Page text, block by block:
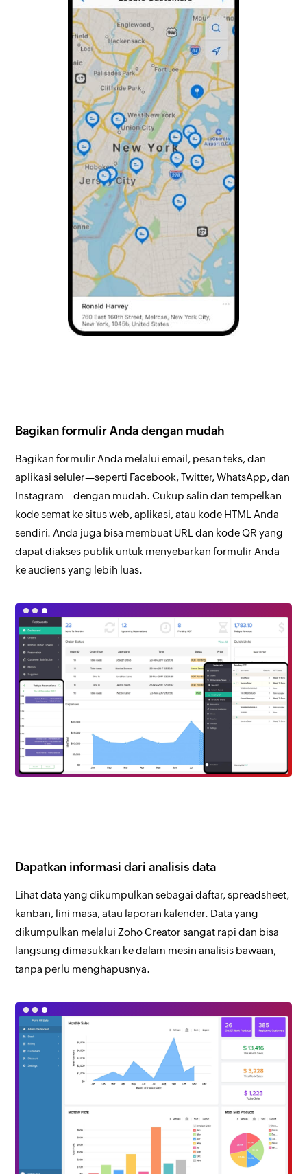
Bagikan formulir Anda dengan mudah
Bagikan formulir Anda melalui email, pesan teks, dan
aplikasi seluler—seperti Facebook, Twitter, WhatsApp, dan
Instagram—dengan mudah. Cukup salin dan tempelkan
kode semat ke situs web, aplikasi, atau kode HTML Anda
sendiri. Anda juga bisa membuat URL dan kode QR yang
dapat diakses publik untuk menyebarkan formulir Anda
ke audiens yang lebih luas.
Dapatkan informasi dari analisis data
Lihat data yang dikumpulkan sebagai daftar, spreadsheet,
kanban, lini masa, atau laporan kalender. Data yang
dikumpulkan melalui Zoho Creator sangat rapi dan bisa
langsung dimasukkan ke dalam mesin analisis bawaan,
tanpa perlu menghapusnya.